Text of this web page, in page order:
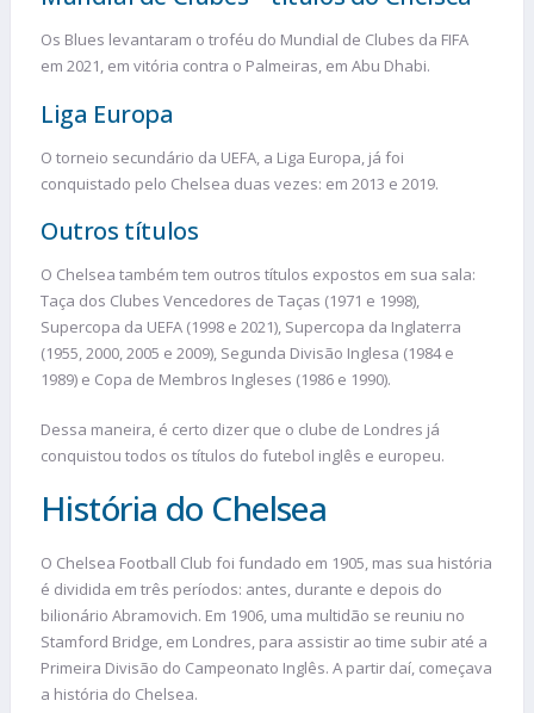
Os Blues levantaram o troféu do Mundial de Clubes da FIFA
em 2021, em vitória contra o Palmeiras, em Abu Dhabi.
Liga Europa
O torneio secundário da UEFA, a Liga Europa, já foi
conquistado pelo Chelsea duas vezes: em 2013 e 2019.
Outros títulos
O Chelsea também tem outros títulos expostos em sua sala:
Taça dos Clubes Vencedores de Taças (1971 e 1998),
Supercopa da UEFA (1998 e 2021), Supercopa da Inglaterra
(1955, 2000, 2005 e 2009), Segunda Divisão Inglesa (1984 e
1989) e Copa de Membros Ingleses (1986 e 1990).
Dessa maneira, é certo dizer que o clube de Londres já
conquistou todos os títulos do futebol inglês e europeu.
História do Chelsea
O Chelsea Football Club foi fundado em 1905, mas sua história
é dividida em três períodos: antes, durante e depois do
bilionário Abramovich. Em 1906, uma multidão se reuniu no
Stamford Bridge, em Londres, para assistir ao time subir até a
Primeira Divisão do Campeonato Inglês. A partir daí, começava
a história do Chelsea.